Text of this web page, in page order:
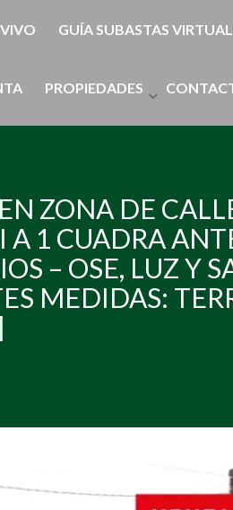
GUÍA SUBASTAS
PROPIEDADES
ZONA DE
1 CUADRA
– OSE, LUZ Y
MEDIDAS: